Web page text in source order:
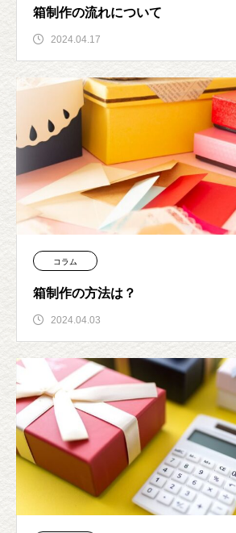
箱制作の流れについて
2024.04.17
コラム
箱制作の方法は？
2024.04.03